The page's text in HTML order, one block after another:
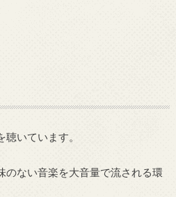
いています。
のない音楽を大音量で流される環